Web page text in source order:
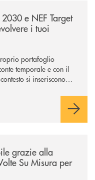
e NEF Target
i tuoi
portafoglio
temporale e con il
si inseriscono
per accompagnare
grazie alla
Su Misura per